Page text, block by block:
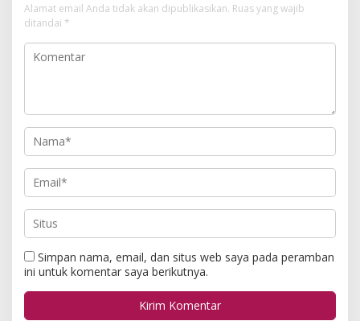
Alamat email Anda tidak akan dipublikasikan. Ruas yang wajib
ditandai *
Simpan nama, email, dan situs web saya pada peramban
ini untuk komentar saya berikutnya.